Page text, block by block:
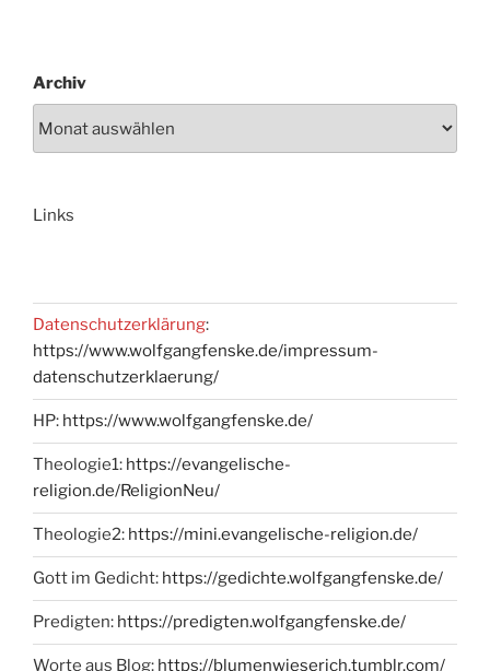
Archiv
Links
Datenschutzerklärung:
https://www.wolfgangfenske.de/impressum-
datenschutzerklaerung/
HP: https://www.wolfgangfenske.de/
Theologie1: https://evangelische-
religion.de/ReligionNeu/
Theologie2: https://mini.evangelische-religion.de/
Gott im Gedicht: https://gedichte.wolfgangfenske.de/
Predigten: https://predigten.wolfgangfenske.de/
Worte aus Blog: https://blumenwieserich.tumblr.com/